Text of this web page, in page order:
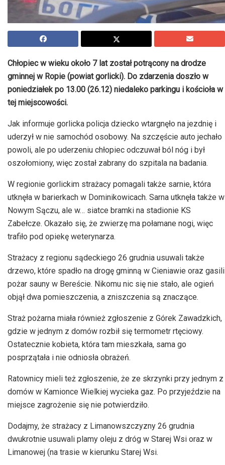
Chłopiec w wieku około 7 lat został potrącony na drodze
gminnej w Ropie (powiat gorlicki). Do zdarzenia doszło w
poniedziałek po 13.00 (26.12) niedaleko parkingu i kościoła w
tej miejscowości.
Jak informuje gorlicka policja dziecko wtargnęło na jezdnię i
uderzył w nie samochód osobowy. Na szczęście auto jechało
powoli, ale po uderzeniu chłopiec odczuwał ból nóg i był
oszołomiony, więc został zabrany do szpitala na badania.
W regionie gorlickim strażacy pomagali także sarnie, która
utknęła w barierkach w Dominikowicach. Sarna utknęła także w
Nowym Sączu, ale w… siatce bramki na stadionie KS
Zabełcze. Okazało się, że zwierzę ma połamane nogi, więc
trafiło pod opiekę weterynarza.
Strażacy z regionu sądeckiego 26 grudnia usuwali także
drzewo, które spadło na drogę gminną w Cieniawie oraz gasili
pożar sauny w Bereście. Nikomu nic się nie stało, ale ogień
objął dwa pomieszczenia, a zniszczenia są znaczące.
Straż pożarna miała również zgłoszenie z Górek Zawadzkich,
gdzie w jednym z domów rozbił się termometr rtęciowy.
Ostatecznie kobieta, która tam mieszkała, sama go
posprzątała i nie odniosła obrażeń.
Ratownicy mieli też zgłoszenie, że ze skrzynki przy jednym z
domów w Kamionce Wielkiej wycieka gaz. Po przyjeździe na
miejsce zagrożenie się nie potwierdziło.
Dodajmy, że strażacy z Limanowszczyzny 26 grudnia
dwukrotnie usuwali plamy oleju z dróg w Starej Wsi oraz w
Limanowej (na trasie w kierunku Starej Wsi.